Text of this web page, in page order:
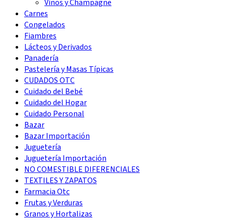
Vinos y Champagne
Carnes
Congelados
Fiambres
Lácteos y Derivados
Panadería
Pastelería y Masas Típicas
CUDADOS OTC
Cuidado del Bebé
Cuidado del Hogar
Cuidado Personal
Bazar
Bazar Importación
Juguetería
Juguetería Importación
NO COMESTIBLE DIFERENCIALES
TEXTILES Y ZAPATOS
Farmacia Otc
Frutas y Verduras
Granos y Hortalizas